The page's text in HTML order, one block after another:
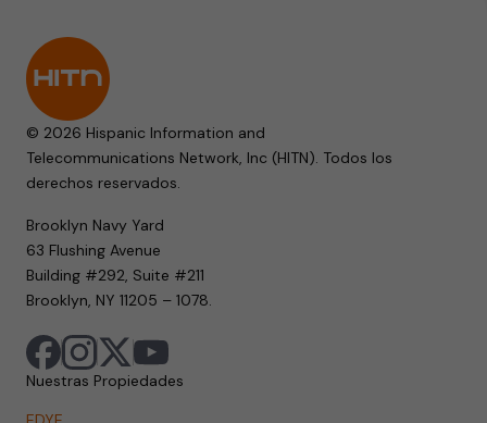
© 2026 Hispanic Information and
Telecommunications Network, Inc (HITN). Todos los
derechos reservados.
Brooklyn Navy Yard
63 Flushing Avenue
Building #292, Suite #211
Brooklyn, NY 11205 – 1078.
Nuestras Propiedades